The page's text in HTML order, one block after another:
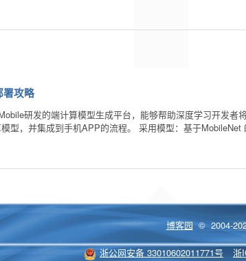
署攻略
研发的端计算模型生成平台，能够帮助深度学习开发
型，并集成到手机APP的流程。 采用模型：基于MobileNet
博客园© 2004-
浙公网安备 33010602011771号 浙